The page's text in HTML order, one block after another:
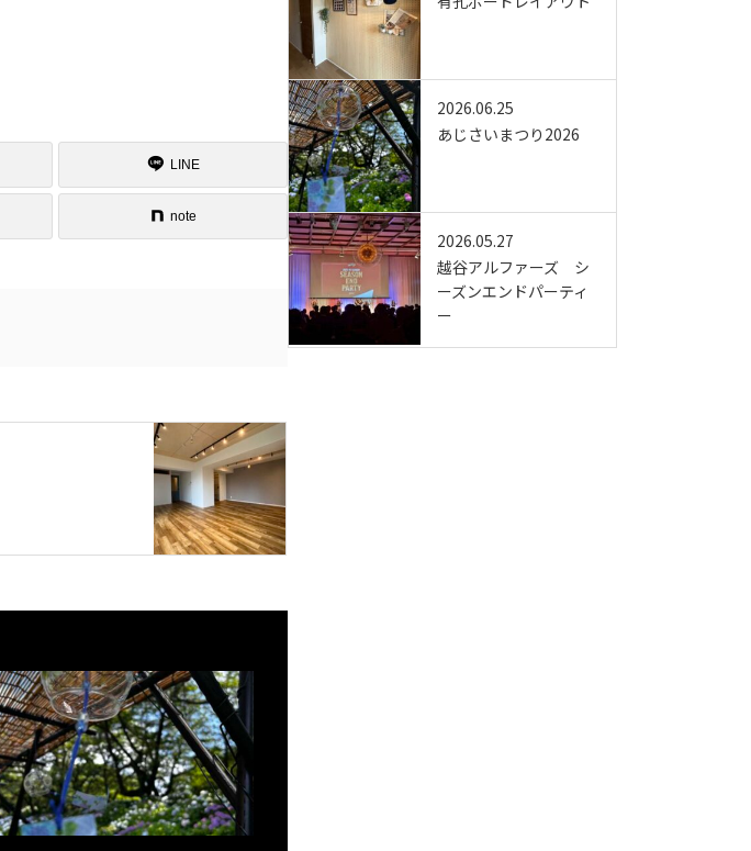
LINE
note
2026.06.25
あじさいまつり2026
2026.05.27
越谷アルファーズ シ
ーズンエンドパーティ
ー